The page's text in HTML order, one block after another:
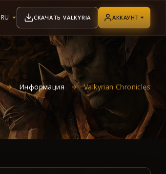
RU СКАЧАТЬ VALKYRIA АККАУНТ
Информация Valkyrian Chronicles